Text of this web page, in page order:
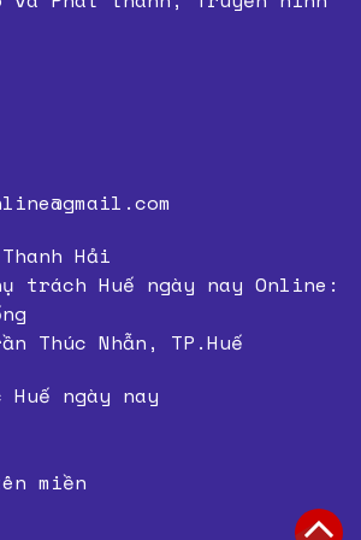
Hải
trách Huế ngày nay Online:
Thúc Nhẫn, TP.Huế
Huế ngày nay
miền